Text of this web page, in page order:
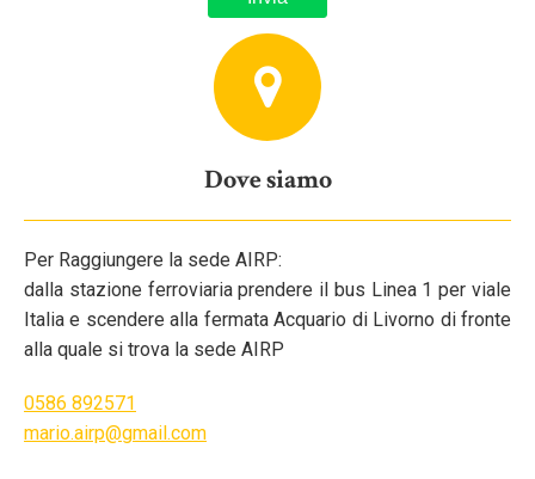
Dove siamo
Per Raggiungere la sede AIRP:
dalla stazione ferroviaria prendere il bus Linea 1 per viale
Italia e scendere alla fermata Acquario di Livorno di fronte
alla quale si trova la sede AIRP
0586 892571
mario.airp@gmail.com